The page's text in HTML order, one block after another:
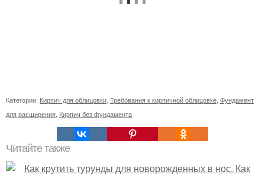
Категории: Кирпич для облицовки Требования к кирпичной облицовке Фундамент
для расширения Кирпич без фундамента
Читайте также